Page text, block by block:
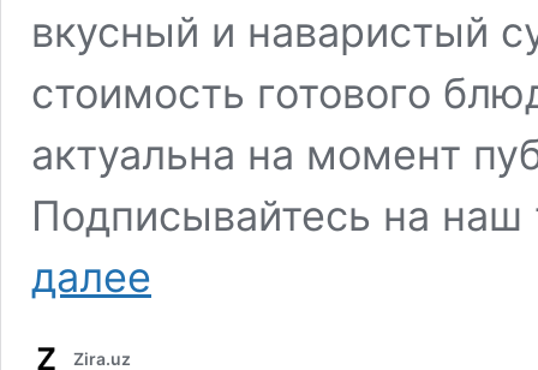
вкусный и наваристый
стоимость готового
актуальна на момент
Подписывайтесь на
далее
Zira.uz